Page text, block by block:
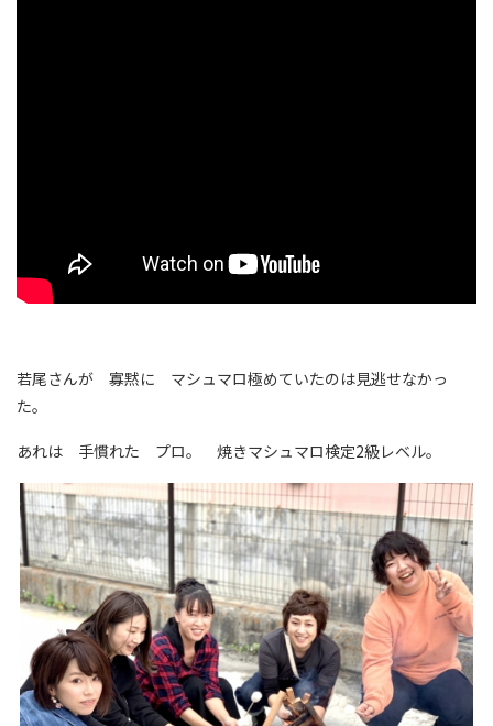
若尾さんが 寡黙に マシュマロ極めていたのは見逃せなかっ
た。
あれは 手慣れた プロ。 焼きマシュマロ検定2級レベル。